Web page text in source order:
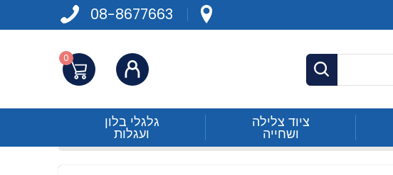
08-8677663
חפש
התחברות 0
ציוד צלילה
ושחייה
גלגלי בלון
ועגלות